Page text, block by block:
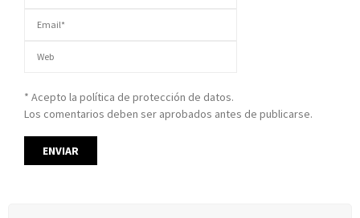
* Acepto la política de protección de datos.
Los comentarios deben ser aprobados antes de publicarse.